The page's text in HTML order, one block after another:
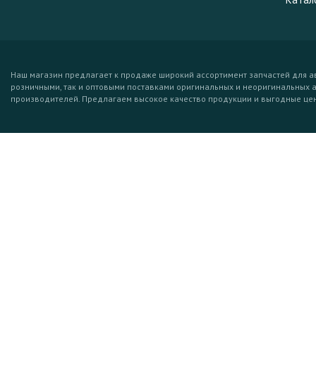
Наш магазин предлагает к продаже широкий ассортимент запчастей для
розничными, так и оптовыми поставками оригинальных и неоригинальных
производителей. Предлагаем высокое качество продукции и выгодные